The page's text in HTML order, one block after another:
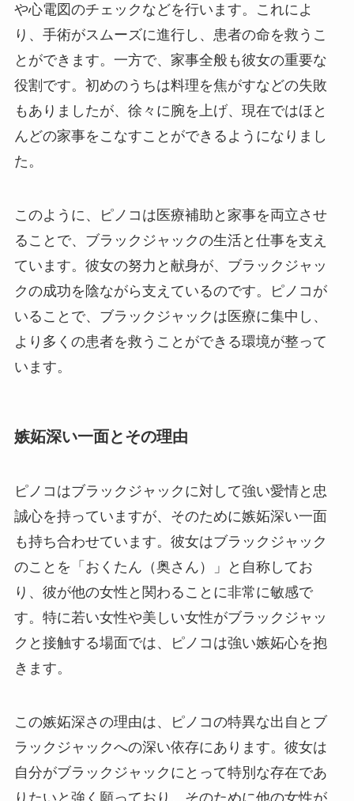
や心電図のチェックなどを行います。これによ
り、手術がスムーズに進行し、患者の命を救うこ
とができます。一方で、家事全般も彼女の重要な
役割です。初めのうちは料理を焦がすなどの失敗
もありましたが、徐々に腕を上げ、現在ではほと
んどの家事をこなすことができるようになりまし
た。
このように、ピノコは医療補助と家事を両立させ
ることで、ブラックジャックの生活と仕事を支え
ています。彼女の努力と献身が、ブラックジャッ
クの成功を陰ながら支えているのです。ピノコが
いることで、ブラックジャックは医療に集中し、
より多くの患者を救うことができる環境が整って
います。
嫉妬深い一面とその理由
ピノコはブラックジャックに対して強い愛情と忠
誠心を持っていますが、そのために嫉妬深い一面
も持ち合わせています。彼女はブラックジャック
のことを「おくたん（奥さん）」と自称してお
り、彼が他の女性と関わることに非常に敏感で
す。特に若い女性や美しい女性がブラックジャッ
クと接触する場面では、ピノコは強い嫉妬心を抱
きます。
この嫉妬深さの理由は、ピノコの特異な出自とブ
ラックジャックへの深い依存にあります。彼女は
自分がブラックジャックにとって特別な存在であ